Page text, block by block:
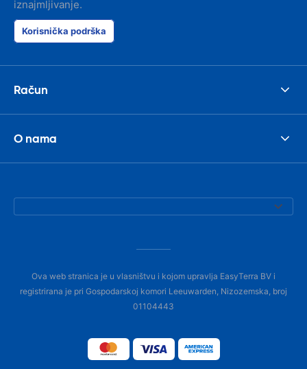
iznajmljivanje.
Korisnička podrška
Račun
O nama
Ova web stranica je u vlasništvu i kojom upravlja EasyTerra BV i
registrirana je pri Gospodarskoj komori Leeuwarden, Nizozemska, broj
01104443